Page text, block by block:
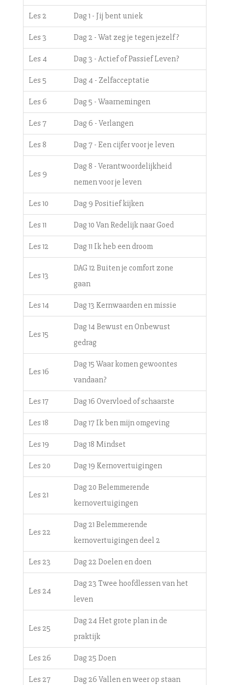
Les 2 Dag 1 - Jij bent uniek
Les 3 Dag 2 - Wat zeg je tegen jezelf?
Les 4 Dag 3 - Actief of Passief Leven?
Les 5 Dag 4 - Zelfacceptatie
Les 6 Dag 5 - Waarnemingen
Les 7 Dag 6 - Verlangen
Les 8 Dag 7 - Een cijfer voor je leven
Les 9
Dag 8 - Verantwoordelijkheid
nemen voor je leven
Les 10 Dag 9 Positief kijken
Les 11 Dag 10 Van Redelijk naar Goed
Les 12 Dag 11 Ik heb een droom
Les 13
DAG 12 Buiten je comfort zone
gaan
Les 14 Dag 13 Kernwaarden en missie
Les 15
Dag 14 Bewust en Onbewust
gedrag
Les 16
Dag 15 Waar komen gewoontes
vandaan?
Les 17 Dag 16 Overvloed of schaarste
Les 18 Dag 17 Ik ben mijn omgeving
Les 19 Dag 18 Mindset
Les 20 Dag 19 Kernovertuigingen
Les 21
Dag 20 Belemmerende
kernovertuigingen
Les 22
Dag 21 Belemmerende
kernovertuigingen deel 2
Les 23 Dag 22 Doelen en doen
Les 24
Dag 23 Twee hoofdlessen van het
leven
Les 25
Dag 24 Het grote plan in de
praktijk
Les 26 Dag 25 Doen
Les 27 Dag 26 Vallen en weer op staan